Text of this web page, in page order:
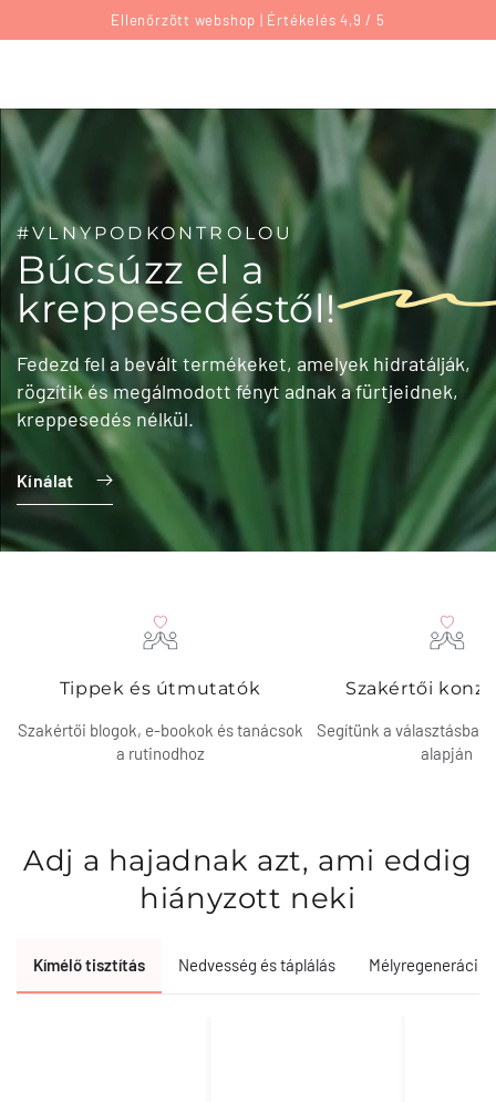
TARTALOMHOZEllenőrzött webshop | Értékelés 4,9 / 5
#VLNYPODKONTROLOU
Búcsúzz el a
kreppesedéstől!
Fedezd fel a bevált termékeket, amelyek hidratálják,
rögzítik és megálmodott fényt adnak a fürtjeidnek,
kreppesedés nélkül.
Kínálat
Tippek és útmutatók
Szakértői blogok, e-bookok és tanácsok
a rutinodhoz
Szakértői
Segítünk a választásban
alapján
Adj a hajadnak azt, ami eddig
hiányzott neki
Kímélő tisztítás Nedvesség és táplálás Mélyregeneráció